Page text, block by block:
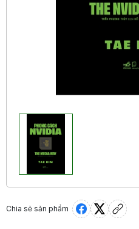
Chia sẻ sản phẩm